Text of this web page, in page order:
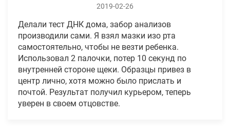
2019-02-26
Делали тест ДНК дома, забор анализов
производили сами. Я взял мазки изо рта
самостоятельно, чтобы не везти ребенка.
Использовал 2 палочки, потер 10 секунд по
внутренней стороне щеки. Образцы привез в
центр лично, хотя можно было прислать и
почтой. Результат получил курьером, теперь
уверен в своем отцовстве.